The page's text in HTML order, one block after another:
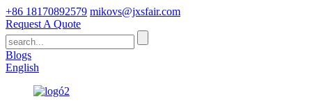
+86 18170892579 mikovs@jxsfair.com
Request A Quote
Blogs
English